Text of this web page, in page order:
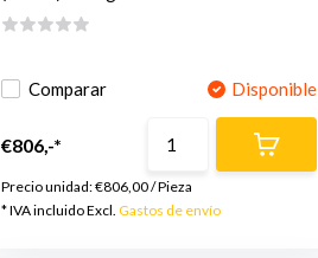
Comparar Disponible
€806,-*
Precio unidad:€806,00/Pieza
* IVA incluido Excl. Gastos de envío